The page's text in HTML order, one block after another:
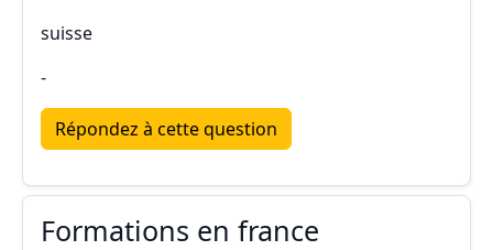
suisse
-
Répondez à cette question
Formations en france